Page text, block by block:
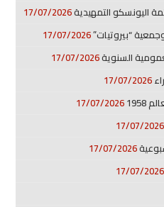
17/07/2026
17/07/2026
السنوية17/07/2026
17/07/2026
17/07/2026
17/07/2026
17/07/2026
17/07/2026